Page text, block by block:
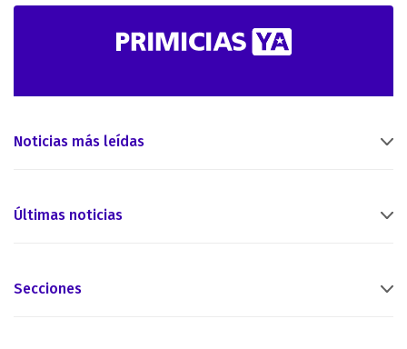
Noticias más leídas
Últimas noticias
Secciones